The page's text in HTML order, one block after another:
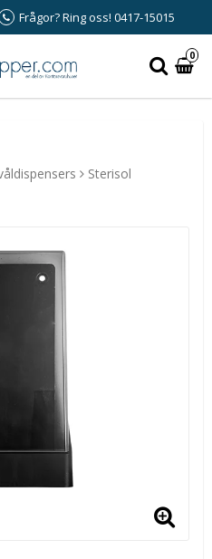
Frågor? Ring oss! 0417-15015
0
Sterisol